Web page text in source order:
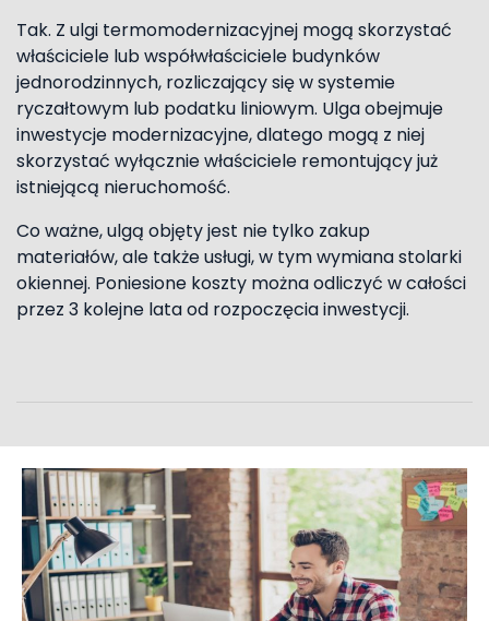
Tak. Z ulgi termomodernizacyjnej mogą skorzystać
właściciele lub współwłaściciele budynków
jednorodzinnych, rozliczający się w systemie
ryczałtowym lub podatku liniowym. Ulga obejmuje
inwestycje modernizacyjne, dlatego mogą z niej
skorzystać wyłącznie właściciele remontujący już
istniejącą nieruchomość.
Co ważne, ulgą objęty jest nie tylko zakup
materiałów, ale także usługi, w tym wymiana stolarki
okiennej. Poniesione koszty można odliczyć w całości
przez 3 kolejne lata od rozpoczęcia inwestycji.